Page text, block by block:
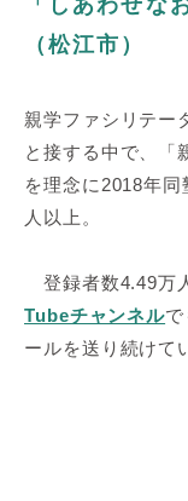
「しあわせな
（松江市）
親学ファシリテー
と接する中で、「
を理念に2018年
人以上。
登録者数4.49万
Tubeチャンネル
ールを送り続けて